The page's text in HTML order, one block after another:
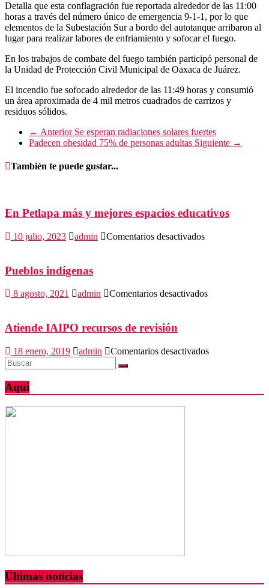
Detalla que esta conflagración fue reportada alrededor de las 11:00
horas a través del número único de emergencia 9-1-1, por lo que
elementos de la Subestación Sur a bordo del autotanque arribaron al
lugar para realizar labores de enfriamiento y sofocar el fuego.
En los trabajos de combate del fuego también participó personal de
la Unidad de Protección Civil Municipal de Oaxaca de Juárez.
El incendio fue sofocado alrededor de las 11:49 horas y consumió
un área aproximada de 4 mil metros cuadrados de carrizos y
residuos sólidos.
← AnteriorSe esperan radiaciones solares fuertes
Padecen obesidad 75% de personas adultas Siguiente →
También te puede gustar...
En Petlapa más y mejores espacios educativos
10 julio, 2023 admin Comentarios desactivadosen
mejores
Pueblos indígenas
8 agosto, 2021 admin Comentarios desactivadosen
Atiende IAIPO recursos de revisión
18 enero, 2019 admin Comentarios desactivadosen
de
Aquí
Ultimas noticias